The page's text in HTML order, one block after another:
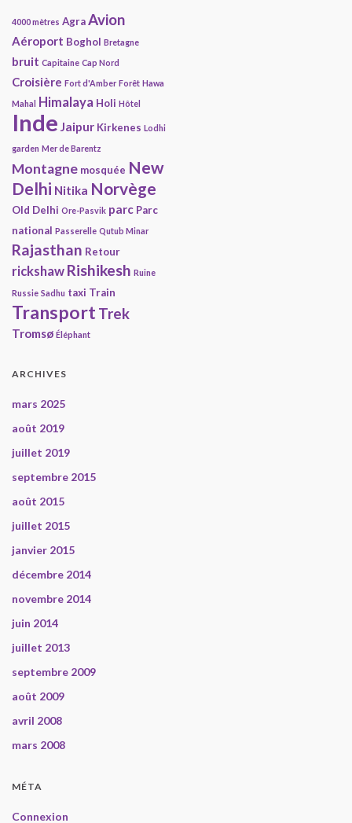
4000 mètres AgraAvion
Aéroport Boghol Bretagne
bruit Capitaine Cap Nord
Croisière Fort d'Amber Forêt Hawa
Mahal
Himalaya Holi Hôtel
Inde Jaipur Kirkenes Lodhi
garden Mer de Barentz
Montagne mosquée New
Delhi Nitika Norvège
Old Delhi Ore-Pasvik parc Parc
national Passerelle Qutub Minar
Rajasthan Retour
rickshaw Rishikesh Ruine
Russie Sadhu taxi Train
Transport Trek
Tromsø Éléphant
ARCHIVES
mars 2025
août 2019
juillet 2019
septembre 2015
août 2015
juillet 2015
janvier 2015
décembre 2014
novembre 2014
juin 2014
juillet 2013
septembre 2009
août 2009
avril 2008
mars 2008
MÉTA
Connexion